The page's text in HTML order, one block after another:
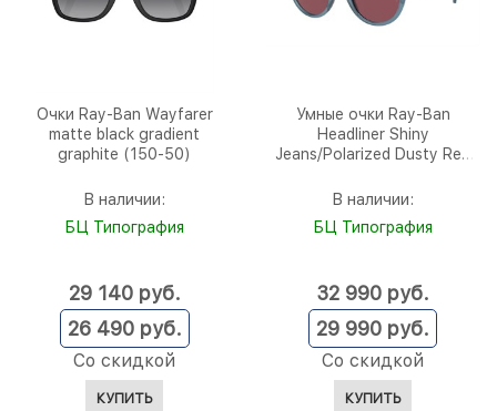
Очки Ray-Ban Wayfarer
matte black gradient
graphite (150-50)
В наличии:
БЦ Типография
26 490 руб.
Со скидкой
29 140 руб.
КУПИТЬ
Умные очки Ray-Ban
Headliner Shiny
Jeans/Polarized Dusty Red
В наличии:
БЦ Типография
29 990 руб.
Со скидкой
32 990 руб.
КУПИТЬ